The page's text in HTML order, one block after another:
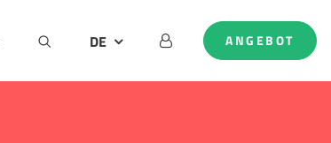
DE
ANGEBOT